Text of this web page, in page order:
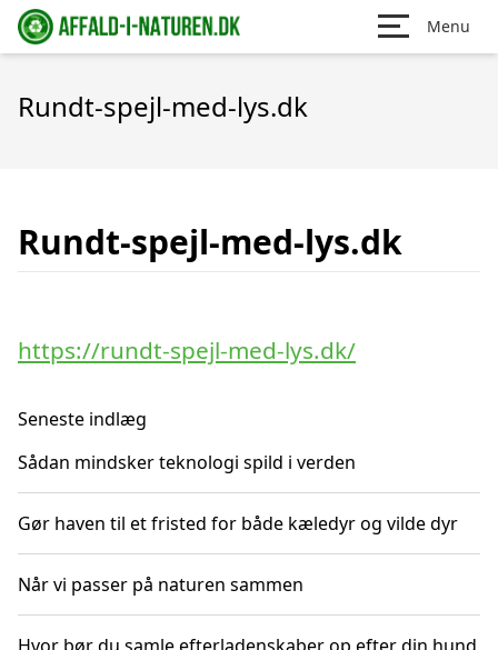
Menu
Rundt-spejl-med-lys.dk
Rundt-spejl-med-lys.dk
https://rundt-spejl-med-lys.dk/
Seneste indlæg
Sådan mindsker teknologi spild i verden
Gør haven til et fristed for både kæledyr og vilde dyr
Når vi passer på naturen sammen